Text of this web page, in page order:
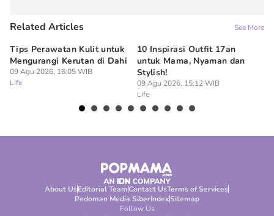
Related Articles See More
Tips Perawatan Kulit untuk
Mengurangi Kerutan di Dahi
09 Agu 2026, 16:05 WIB
Life
10 Inspirasi Outfit 17an
untuk Mama, Nyaman dan
Stylish!
09 Agu 2026, 15:12 WIB
Life
About UsEditorial TeamContact UsTerms of Services
Pedoman Media SiberIndexSitemap
Follow Us